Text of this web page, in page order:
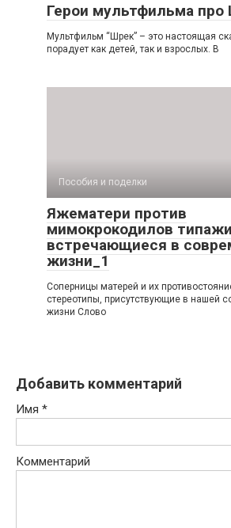
Герои мультфильма про
Мультфильм “Шрек” – это настоящая
порадует как детей, так и взрослых. В
Пособия и поделки
Яжематери против
мимокрокодилов
встречающиеся в
жизни_1
Соперницы матерей и их
стереотипы, присутствующие в нашей
жизни Слово
Добавить комментарий
Имя *
Комментарий